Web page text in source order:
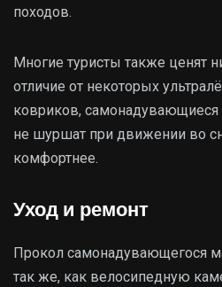
походов.
Многие туристы также ценят
отличие от некоторых
ковриков, самонадувающиеся
не шуршат при движении во
комфортнее.
Уход и ремонт
Прокол самонадувающегося
так же, как велосипедную